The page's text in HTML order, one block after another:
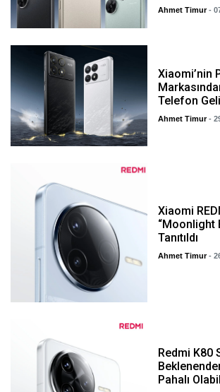
Ahmet Timur -
Xiaomi’nin
Telefon
Ahmet Timur -
Xiaomi
“Moonlight
Tanıtıldı
Ahmet Timur -
Redmi K80
Pahalı